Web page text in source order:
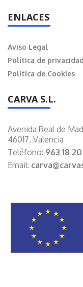
ENLACES
Aviso Legal
Política de privacidad
Política de Cookies
CARVA S.L.
Avenida Real de
46017, Valencia
Teléfono: 963 18
Email: